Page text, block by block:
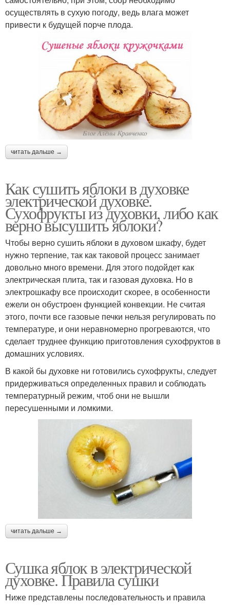
осуществлять в сухую погоду, ведь влага может
привести к будущей порче плода.
читать дальше →
Как сушить яблоки в духовке
электрической духовке.
Сухофрукты из духовки, либо как
верно высушить яблоки?
Чтобы верно сушить яблоки в духовом шкафу, будет
нужно терпение, так как таковой процесс занимает
довольно много времени. Для этого подойдет как
электрическая плита, так и газовая духовка. Но в
электрошкафу все происходит скорее, в особенности
ежели он обустроен функцией конвекции. Не считая
этого, почти все газовые печки нельзя регулировать по
температуре, и они неравномерно прогреваются, что
сделает труднее функцию приготовления сухофруктов в
домашних условиях.
В какой бы духовке ни готовились сухофрукты, следует
придерживаться определенных правил и соблюдать
температурный режим, чтоб они не вышли
пересушенными и ломкими.
читать дальше →
Сушка яблок в электрической
духовке. Правила сушки
Ниже представлены последовательность и правила